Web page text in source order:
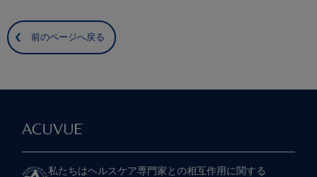
前のページへ戻る
私たちは​ヘルスケア専門家との​相互作用に​関する​